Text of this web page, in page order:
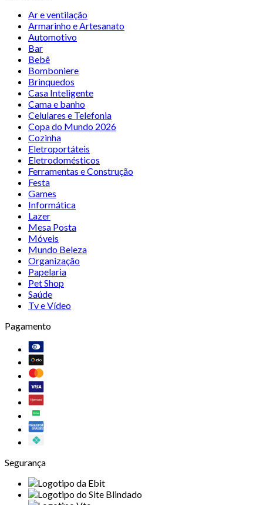
Ar e ventilação
Armarinho e Artesanato
Automotivo
Bar
Bebê
Bomboniere
Brinquedos
Casa Inteligente
Cama e banho
Celulares e Telefonia
Copa do Mundo 2026
Cozinha
Eletroportáteis
Eletrodomésticos
Ferramentas e Construção
Festa
Games
Informática
Lazer
Mesa Posta
Móveis
Mundo Beleza
Organização
Papelaria
Pet Shop
Saúde
Tv e Vídeo
Pagamento
Segurança